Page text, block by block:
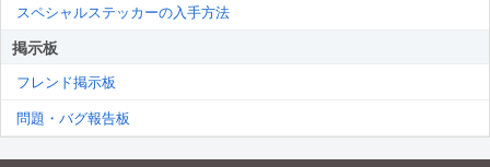
スペシャルステッカーの入手方法
掲示板
フレンド掲示板
問題・バグ報告板